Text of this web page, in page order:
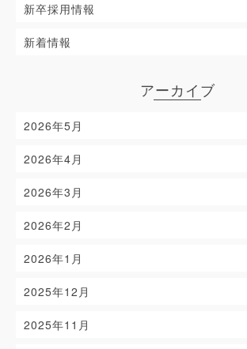
新卒採用情報
新着情報
アーカイブ
2026年5月
2026年4月
2026年3月
2026年2月
2026年1月
2025年12月
2025年11月